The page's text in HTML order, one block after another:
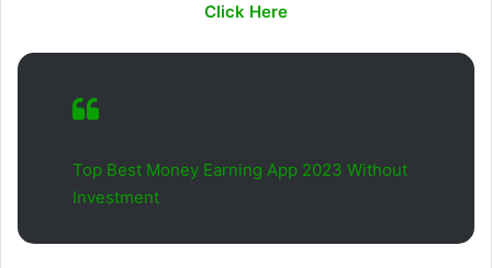
Click Here
Top Best Money Earning App 2023 Without
Investment